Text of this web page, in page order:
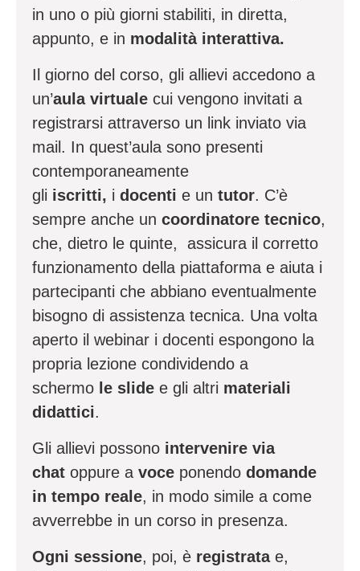
in uno o più giorni stabiliti, in diretta,
appunto, e in modalità interattiva.
Il giorno del corso, gli allievi accedono a
un’aula virtuale cui vengono invitati a
registrarsi attraverso un link inviato via
mail. In quest’aula sono presenti
contemporaneamente
gli iscritti, i docenti e un tutor. C’è
sempre anche un coordinatore tecnico,
che, dietro le quinte, assicura il corretto
funzionamento della piattaforma e aiuta i
partecipanti che abbiano eventualmente
bisogno di assistenza tecnica. Una volta
aperto il webinar i docenti espongono la
propria lezione condividendo a
schermo le slide e gli altri materiali
didattici.
Gli allievi possono intervenire via
chat oppure a voce ponendo domande
in tempo reale, in modo simile a come
avverrebbe in un corso in presenza.
Ogni sessione, poi, è registratae,